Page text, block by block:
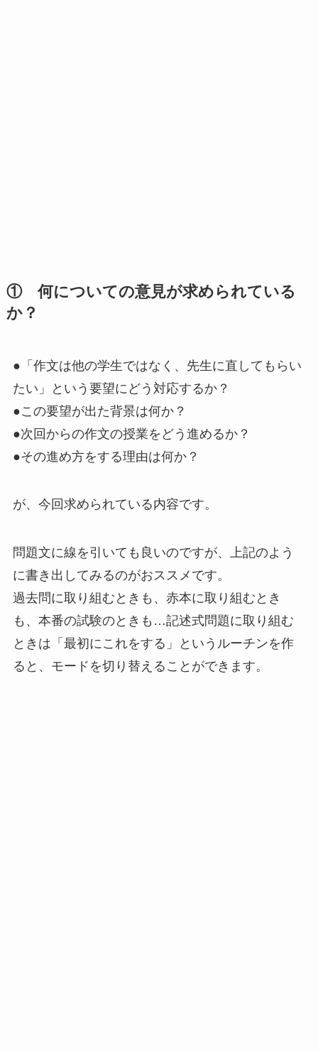
① 何についての意見が求められている
か？
●「作文は他の学生ではなく、先生に直してもらい
たい」という要望にどう対応するか？
●この要望が出た背景は何か？
●次回からの作文の授業をどう進めるか？
●その進め方をする理由は何か？
が、今回求められている内容です。
問題文に線を引いても良いのですが、上記のよう
に書き出してみるのがおススメです。
過去問に取り組むときも、赤本に取り組むとき
も、本番の試験のときも…記述式問題に取り組む
ときは「最初にこれをする」というルーチンを作
ると、モードを切り替えることができます。